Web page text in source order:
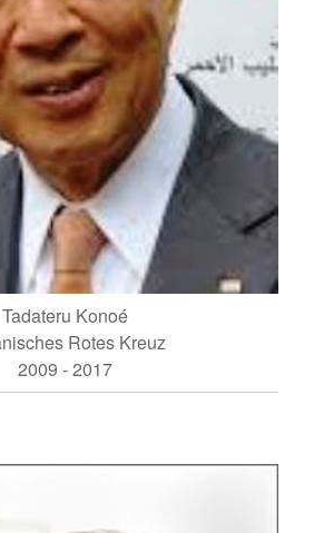
Tadateru Konoé
Rotes Kreuz
2009 - 2017